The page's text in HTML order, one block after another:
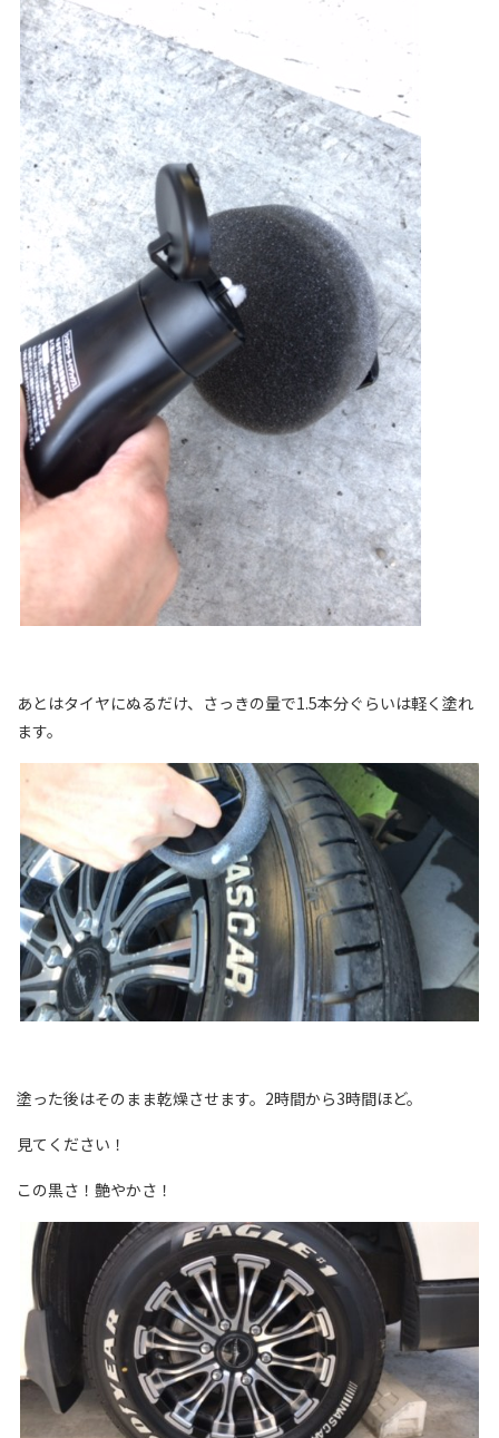
あとはタイヤにぬるだけ、さっきの量で1.5本分ぐらいは軽く塗れ
ます。
塗った後はそのまま乾燥させます。2時間から3時間ほど。
見てください！
この黒さ！艶やかさ！